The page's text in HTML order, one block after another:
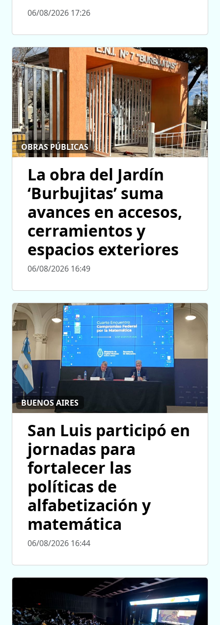
06/08/2026 17:26
OBRAS PÚBLICAS
La obra del Jardín
‘Burbujitas’ suma
avances en accesos,
cerramientos y
espacios exteriores
06/08/2026 16:49
BUENOS AIRES
San Luis participó en
jornadas para
fortalecer las
políticas de
alfabetización y
matemática
06/08/2026 16:44